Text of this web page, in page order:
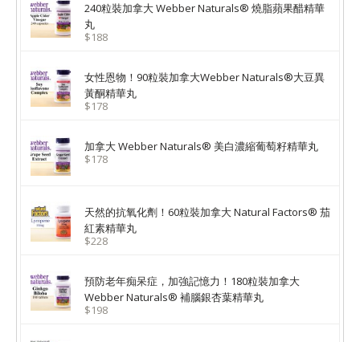
240粒裝加拿大 Webber Naturals® 燒脂蘋果醋精華
丸
$188
女性恩物！90粒裝加拿大Webber Naturals®大豆異
黃酮精華丸
$178
加拿大 Webber Naturals® 美白濃縮葡萄籽精華丸
$178
天然的抗氧化劑！60粒裝加拿大 Natural Factors® 茄
紅素精華丸
$228
預防老年痴呆症，加強記憶力！180粒裝加拿大
Webber Naturals® 補腦銀杏葉精華丸
$198